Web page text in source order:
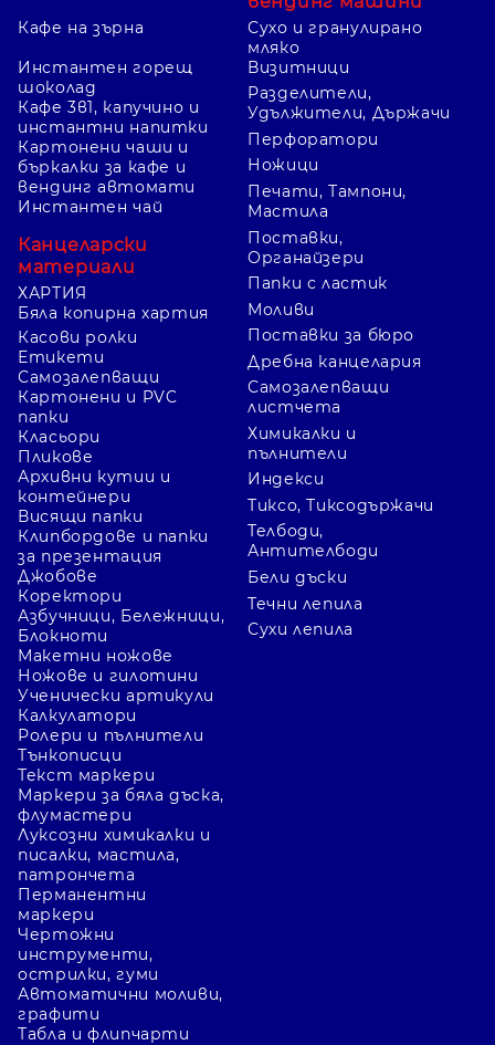
Кафе на зърна
Сухо и гранулирано
мляко
Инстантен горещ
шоколад
Кафе 3в1, капучино и
инстантни напитки
Картонени чаши и
бъркалки за кафе и
вендинг автомати
Инстантен чай
Канцеларски
материали
ХАРТИЯ
Бяла копирна хартия
Касови ролки
Етикети
Самозалепващи
Картонени и PVC
папки
Класьори
Пликове
Архивни кутии и
контейнери
Висящи папки
Клипбордове и папки
за презентация
Джобове
Коректори
Азбучници, Бележници,
Блокноти
Визитници
Разделители,
Удължители, Държачи
Перфоратори
Ножици
Печати, Тампони,
Мастила
Поставки,
Органайзери
Папки с ластик
Моливи
Поставки за бюро
Дребна канцелария
Самозалепващи
листчета
Химикалки и
пълнители
Индекси
Тиксо, Тиксодържачи
Телбоди,
Антителбоди
Бели дъски
Течни лепила
Сухи лепила
Макетни ножове
Ножове и гилотини
Ученически артикули
Калкулатори
Ролери и пълнители
Тънкописци
Текст маркери
Маркери за бяла дъска,
флумастери
Луксозни химикалки и
писалки, мастила,
патрончета
Перманентни
маркери
Чертожни
инструменти,
острилки, гуми
Автоматични моливи,
графити
Табла и флипчарти